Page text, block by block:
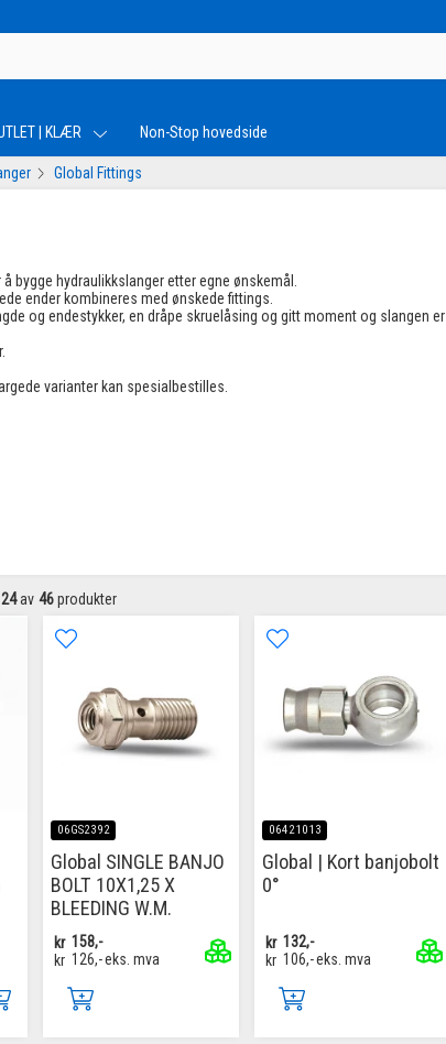
| KLÆR Non-Stop hovedside
Global Fittings
bygge hydraulikkslanger etter egne ønskemål.
ender kombineres med ønskede fittings.
og endestykker, en dråpe skruelåsing og gitt moment og slangen er
varianter kan spesialbestilles.
24 av 46 produkter
06GS2392
Global SINGLE BANJO
BOLT 10X1,25 X
BLEEDING W.M.
kr 158,-
kr 126,-eks. mva
06421013
Global | Kort banjobolt
0°
kr 132,-
kr 106,-eks. mva